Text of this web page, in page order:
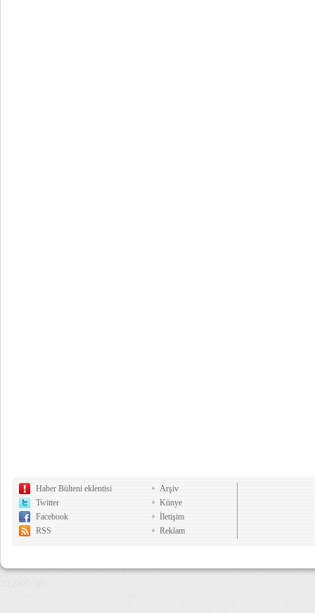
Haber Bülteni eklentisi
Twitter
Facebook
RSS
Arşiv
Künye
İletişim
Reklam